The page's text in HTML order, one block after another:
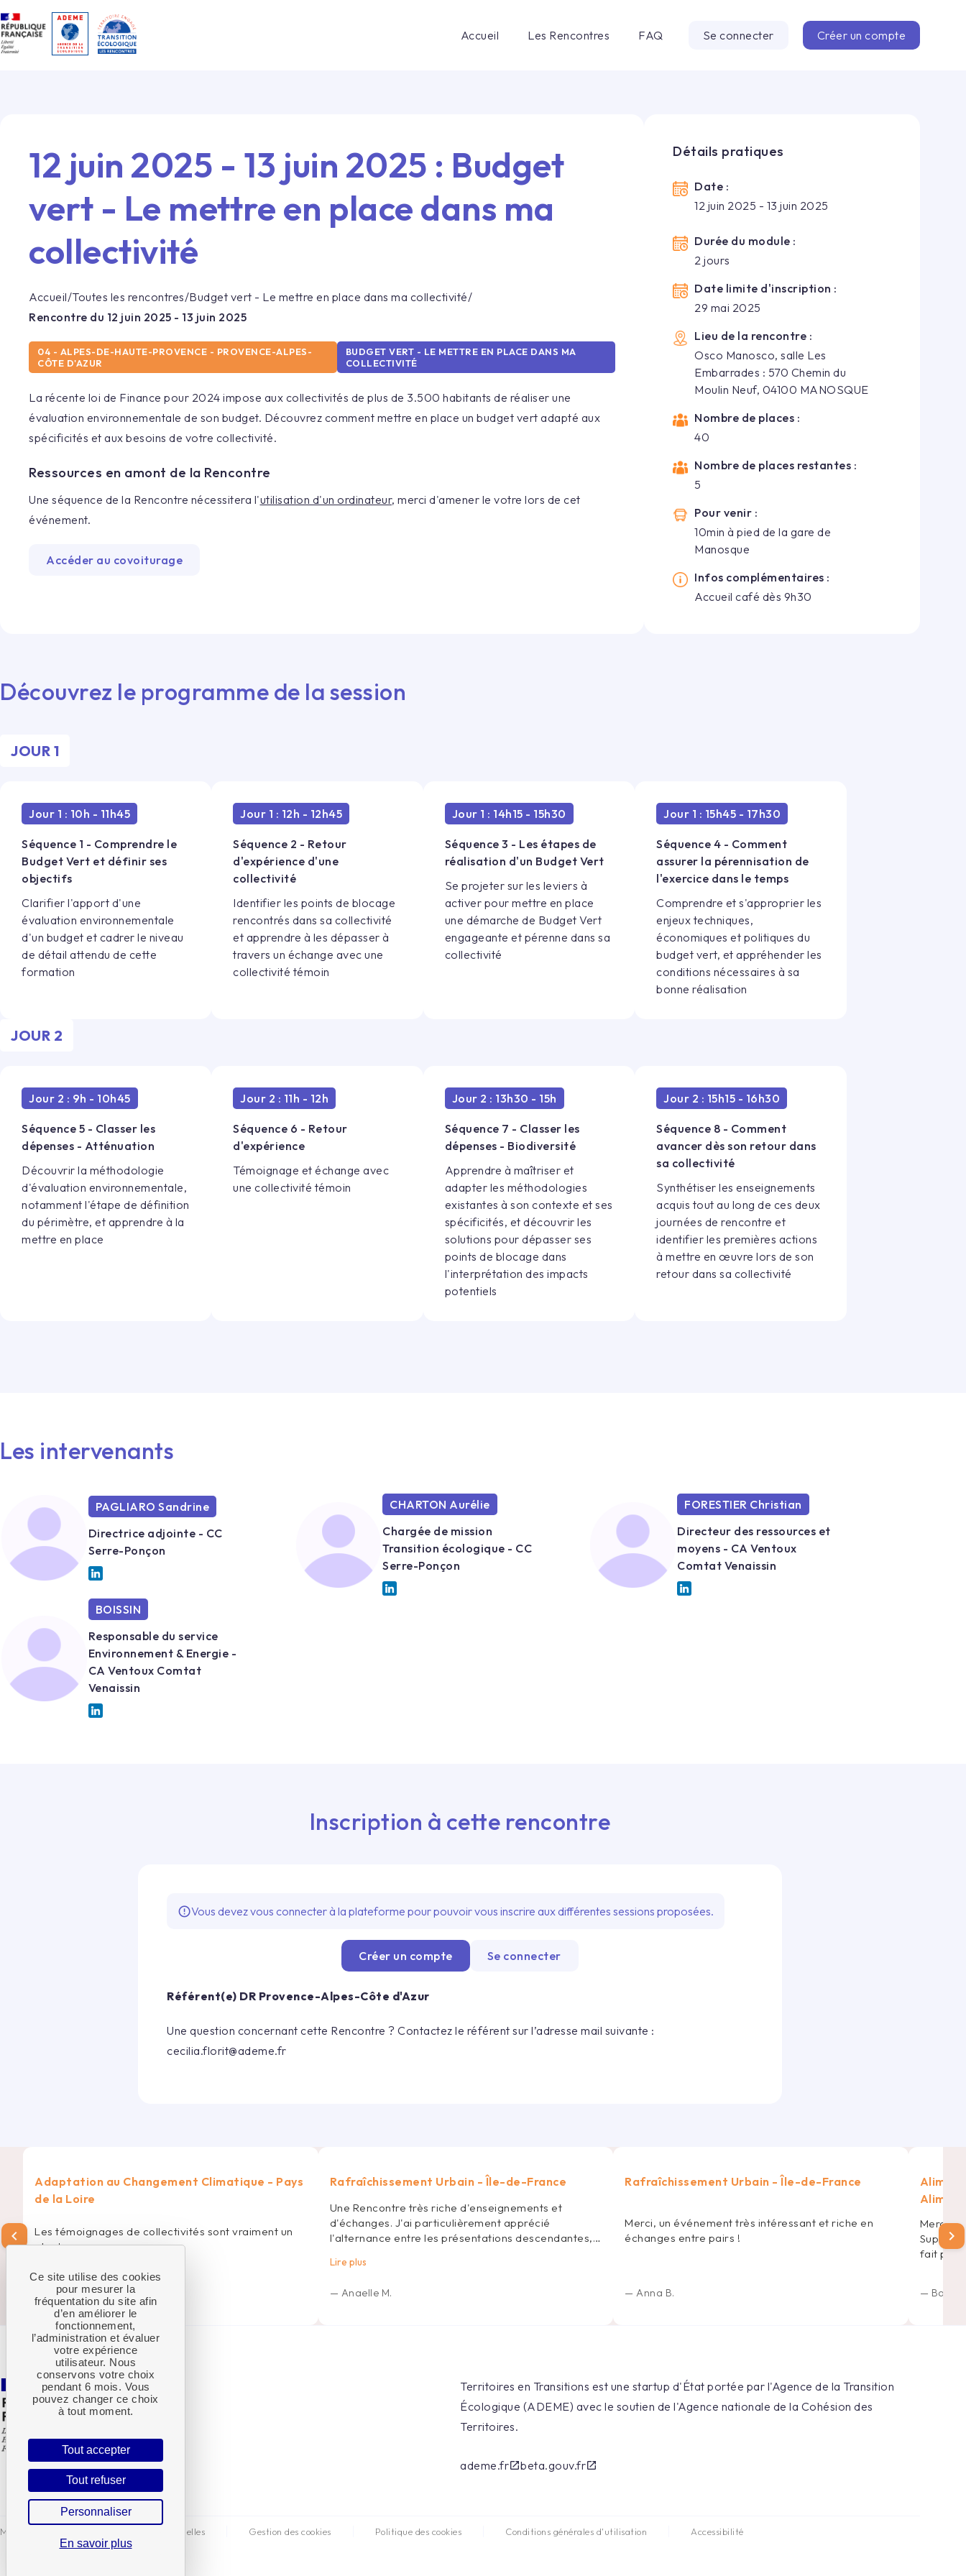
Accueil Les Rencontres FAQ Se connecter Créer un compte
12 juin 2025 - 13 juin 2025 : Budget
vert - Le mettre en place dans ma
collectivité
Accueil/Toutes les rencontres/Budget vert - Le mettre en place dans ma collectivité/
Rencontre du 12 juin 2025 - 13 juin 2025
04 - ALPES-DE-HAUTE-PROVENCE - PROVENCE-ALPES-
CÔTE D'AZUR
BUDGET VERT - LE METTRE EN PLACE DANS MA
COLLECTIVITÉ
La récente loi de Finance pour 2024 impose aux collectivités de plus de 3.500 habitants de réaliser une
évaluation environnementale de son budget. Découvrez comment mettre en place un budget vert adapté aux
spécificités et aux besoins de votre collectivité.
Ressources en amont de la Rencontre
Une séquence de la Rencontre nécessitera l'utilisation d'un ordinateur, merci d'amener le votre lors de cet
événement.
Accéder au covoiturage
Détails pratiques
Date :
12 juin 2025 - 13 juin 2025
Durée du module :
2 jours
Date limite d'inscription :
29 mai 2025
Lieu de la rencontre :
Osco Manosco, salle Les
Embarrades : 570 Chemin du
Moulin Neuf, 04100 MANOSQUE
Nombre de places :
40
Nombre de places restantes :
5
Pour venir :
10min à pied de la gare de
Manosque
Infos complémentaires :
Accueil café dès 9h30
Découvrez le programme de la session
JOUR 1
Jour 1 : 10h - 11h45
Séquence 1 - Comprendre le
Budget Vert et définir ses
objectifs
Clarifier l'apport d'une
évaluation environnementale
d'un budget et cadrer le niveau
de détail attendu de cette
formation
Jour 1 : 12h - 12h45
Séquence 2 - Retour
d'expérience d'une
collectivité
Identifier les points de blocage
rencontrés dans sa collectivité
et apprendre à les dépasser à
travers un échange avec une
collectivité témoin
Jour 1 : 14h15 - 15h30
Séquence 3 - Les étapes de
réalisation d'un Budget Vert
Se projeter sur les leviers à
activer pour mettre en place
une démarche de Budget Vert
engageante et pérenne dans sa
collectivité
Jour 1 : 15h45 - 17h30
Séquence 4 - Comment
assurer la pérennisation de
l'exercice dans le temps
Comprendre et s'approprier les
enjeux techniques,
économiques et politiques du
budget vert, et appréhender les
conditions nécessaires à sa
bonne réalisation
JOUR 2
Jour 2 : 9h - 10h45
Séquence 5 - Classer les
dépenses - Atténuation
Découvrir la méthodologie
d'évaluation environnementale,
notamment l'étape de définition
du périmètre, et apprendre à la
mettre en place
Jour 2 : 11h - 12h
Séquence 6 - Retour
d'expérience
Témoignage et échange avec
une collectivité témoin
Jour 2 : 13h30 - 15h
Séquence 7 - Classer les
dépenses - Biodiversité
Apprendre à maîtriser et
adapter les méthodologies
existantes à son contexte et ses
spécificités, et découvrir les
solutions pour dépasser ses
points de blocage dans
l'interprétation des impacts
potentiels
Jour 2 : 15h15 - 16h30
Séquence 8 - Comment
avancer dès son retour dans
sa collectivité
Synthétiser les enseignements
acquis tout au long de ces deux
journées de rencontre et
identifier les premières actions
à mettre en œuvre lors de son
retour dans sa collectivité
Les intervenants
PAGLIARO Sandrine
Directrice adjointe - CC
Serre-Ponçon
CHARTON Aurélie
Chargée de mission
Transition écologique - CC
Serre-Ponçon
FORESTIER Christian
Directeur des ressources et
moyens - CA Ventoux
Comtat Venaissin
BOISSIN
Responsable du service
Environnement & Energie -
CA Ventoux Comtat
Venaissin
Inscription à cette rencontre
error_outlineVous devez vous connecter à la plateforme pour pouvoir vous inscrire aux différentes sessions proposées.
Créer un compte Se connecter
Référent(e) DR Provence-Alpes-Côte d'Azur
Une question concernant cette Rencontre ? Contactez le référent sur l’adresse mail suivante :
cecilia.florit@ademe.fr
chevron_left
Adaptation au Changement Climatique - Pays
de la Loire
Les témoignages de collectivités sont vraiment un
plus !
Elise S.
Rafraîchissement Urbain - Île-de-France
Une Rencontre très riche d'enseignements et
d'échanges. J'ai particulièrement apprécié
l'alternance entre les présentations descendantes,
Lire plus
— Anaelle M.
Rafraîchissement Urbain - Île-de-France
Merci, un événement très intéressant et riche en
échanges entre pairs !
—Anna B.
Merci
Super
fait pour
—
chevron_right
Territoires en Transitions est une startup d'État portée par l'Agence de la Transition
Écologique (ADEME) avec le soutien de l'Agence nationale de la Cohésion des
Territoires.
ademe.fropen_in_newbeta.gouv.fropen_in_new
Mentions légales Données personnelles Gestion des cookies Politique des cookies Conditions générales d'utilisation Accessibilité
Ce site utilise des cookies
pour mesurer la
fréquentation du site afin
d’en améliorer le
fonctionnement,
l’administration et évaluer
votre expérience
utilisateur. Nous
conservons votre choix
pendant 6 mois. Vous
pouvez changer ce choix
à tout moment.
Tout accepter
Tout refuser
Personnaliser
En savoir plus